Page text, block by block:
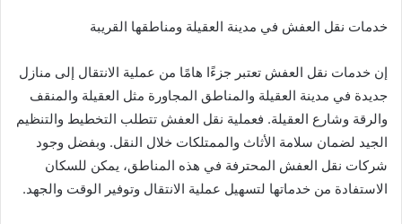
خدمات نقل العفش في مدينة العقيلة ومناطقها القريبة
إن خدمات نقل العفش تعتبر جزءًا هامًا من عملية الانتقال إلى منازل
جديدة في مدينة العقيلة والمناطق المجاورة مثل العقيلة والمنقف
والرقة وشارع العقيلة. فعملية نقل العفش تتطلب التخطيط والتنظيم
الجيد لضمان سلامة الأثاث والممتلكات خلال النقل. وبفضل وجود
شركات نقل العفش المحترفة في هذه المناطق، يمكن للسكان
الاستفادة من خدماتها لتسهيل عملية الانتقال وتوفير الوقت والجهد.